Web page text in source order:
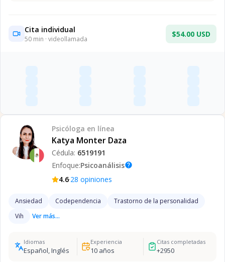
Cita individual
50 min · videollamada
$54.00 USD
Psicóloga en línea
Katya Monter Daza
Cédula: 6519191
Enfoque:Psicoanálisishelp
4.6·28 opiniones
Ansiedad Codependencia
Trastorno de la personalidad
Vih
Ver más...
Idiomas
Español, Inglés
Experiencia
10años
Citas completadas
+2950